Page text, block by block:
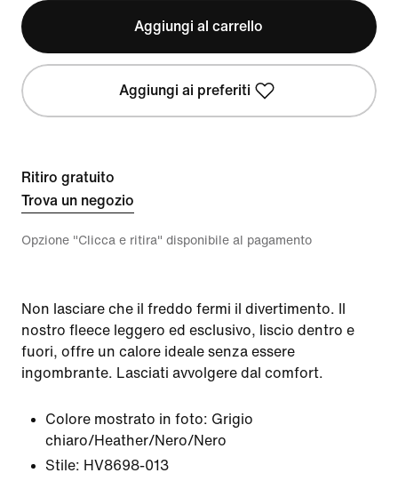
Aggiungi al carrello
Aggiungi ai preferiti
Ritiro gratuito
Trova un negozio
Opzione "Clicca e ritira" disponibile al pagamento
Non lasciare che il freddo fermi il divertimento. Il
nostro fleece leggero ed esclusivo, liscio dentro e
fuori, offre un calore ideale senza essere
ingombrante. Lasciati avvolgere dal comfort.
Colore mostrato in foto: Grigio
chiaro/Heather/Nero/Nero
Stile: HV8698-013